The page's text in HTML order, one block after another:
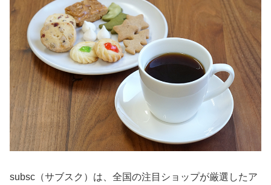
subsc（サブスク）は、全国の注目ショップが厳選したア